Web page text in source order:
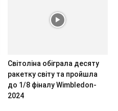
Світоліна обіграла десяту
ракетку світу та пройшла
до 1/8 фіналу Wimbledon-
2024